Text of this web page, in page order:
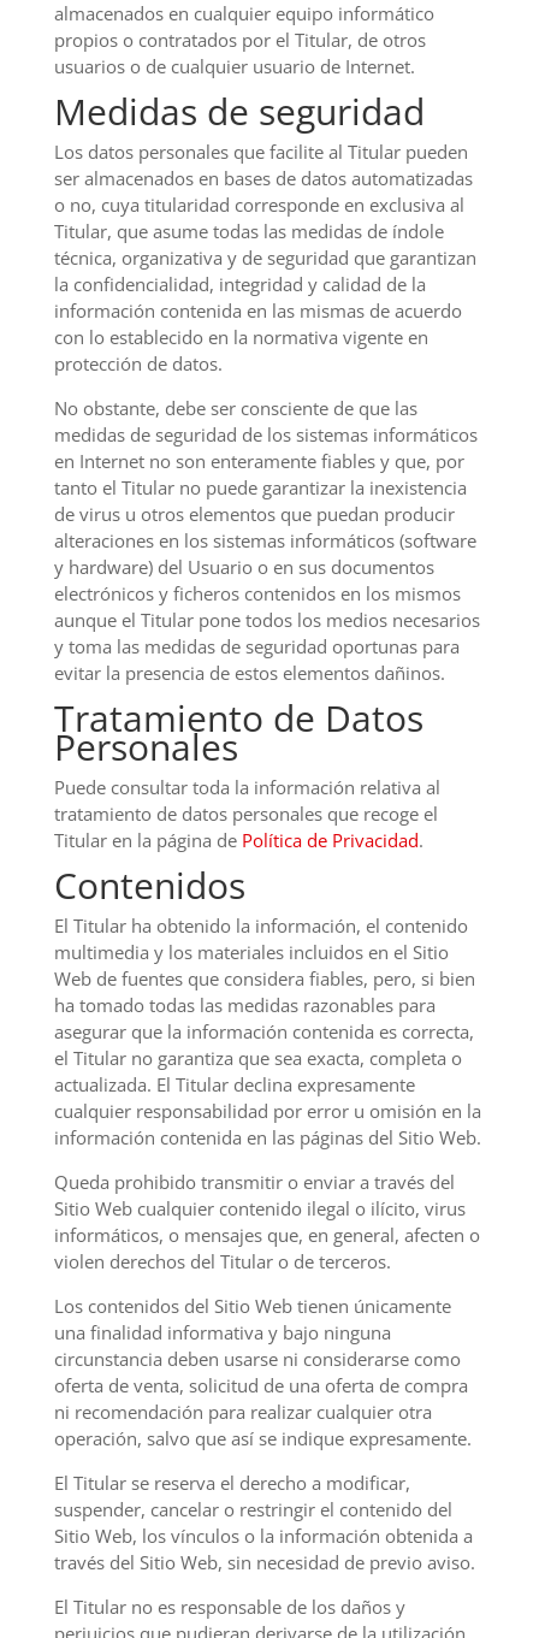
almacenados en cualquier equipo informático
propios o contratados por el Titular, de otros
usuarios o de cualquier usuario de Internet.
Medidas de seguridad
Los datos personales que facilite al Titular pueden
ser almacenados en bases de datos automatizadas
o no, cuya titularidad corresponde en exclusiva al
Titular, que asume todas las medidas de índole
técnica, organizativa y de seguridad que garantizan
la confidencialidad, integridad y calidad de la
información contenida en las mismas de acuerdo
con lo establecido en la normativa vigente en
protección de datos.
No obstante, debe ser consciente de que las
medidas de seguridad de los sistemas informáticos
en Internet no son enteramente fiables y que, por
tanto el Titular no puede garantizar la inexistencia
de virus u otros elementos que puedan producir
alteraciones en los sistemas informáticos (software
y hardware) del Usuario o en sus documentos
electrónicos y ficheros contenidos en los mismos
aunque el Titular pone todos los medios necesarios
y toma las medidas de seguridad oportunas para
evitar la presencia de estos elementos dañinos.
Tratamiento de Datos
Personales
Puede consultar toda la información relativa al
tratamiento de datos personales que recoge el
Titular en la página de Política de Privacidad.
Contenidos
El Titular ha obtenido la información, el contenido
multimedia y los materiales incluidos en el Sitio
Web de fuentes que considera fiables, pero, si bien
ha tomado todas las medidas razonables para
asegurar que la información contenida es correcta,
el Titular no garantiza que sea exacta, completa o
actualizada. El Titular declina expresamente
cualquier responsabilidad por error u omisión en la
información contenida en las páginas del Sitio Web.
Queda prohibido transmitir o enviar a través del
Sitio Web cualquier contenido ilegal o ilícito, virus
informáticos, o mensajes que, en general, afecten o
violen derechos del Titular o de terceros.
Los contenidos del Sitio Web tienen únicamente
una finalidad informativa y bajo ninguna
circunstancia deben usarse ni considerarse como
oferta de venta, solicitud de una oferta de compra
ni recomendación para realizar cualquier otra
operación, salvo que así se indique expresamente.
El Titular se reserva el derecho a modificar,
suspender, cancelar o restringir el contenido del
Sitio Web, los vínculos o la información obtenida a
través del Sitio Web, sin necesidad de previo aviso.
El Titular no es responsable de los daños y
perjuicios que pudieran derivarse de la utilización